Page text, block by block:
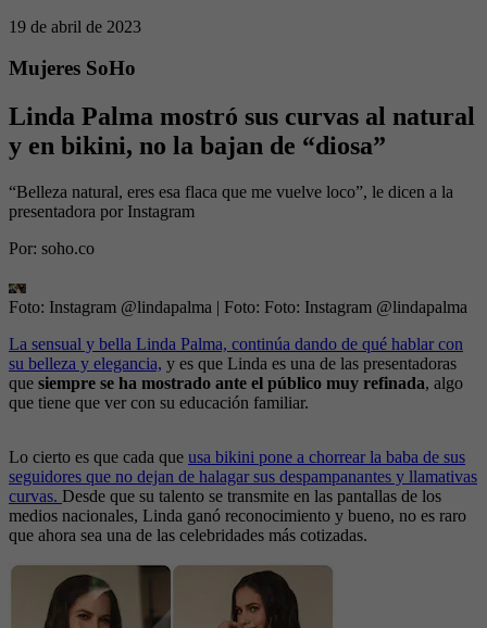
19 de abril de 2023
Mujeres SoHo
Linda Palma mostró sus curvas al natural
y en bikini, no la bajan de “diosa”
“Belleza natural, eres esa flaca que me vuelve loco”, le dicen a la
presentadora por Instagram
Por: soho.co
Foto: Instagram @lindapalma | Foto: Foto: Instagram @lindapalma
La sensual y bella Linda Palma, continúa dando de qué hablar con
su belleza y elegancia, y es que Linda es una de las presentadoras
que siempre se ha mostrado ante el público muy refinada, algo
que tiene que ver con su educación familiar.
Lo cierto es que cada que usa bikini pone a chorrear la baba de sus
seguidores que no dejan de halagar sus despampanantes y llamativas
curvas. Desde que su talento se transmite en las pantallas de los
medios nacionales, Linda ganó reconocimiento y bueno, no es raro
que ahora sea una de las celebridades más cotizadas.